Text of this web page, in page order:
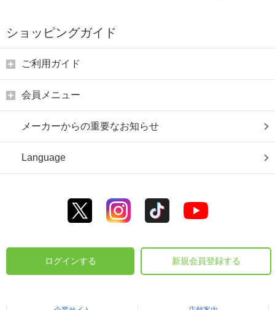
ショッピングガイド
ご利用ガイド
会員メニュー
メーカーからの重要なお知らせ
Language
ログインする 新規会員登録する